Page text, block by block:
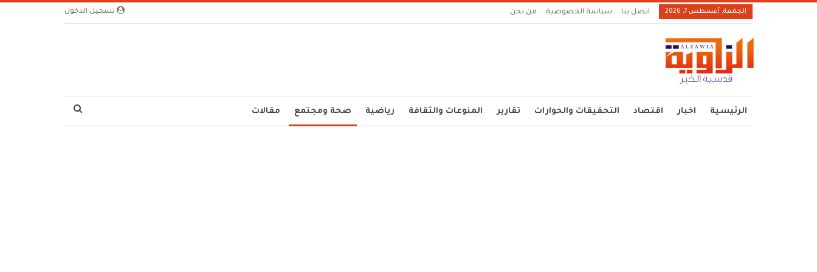
تسجيل الدخول الجمعة, أغسطس 7, 2026 اتصل بنا سياسة الخصوصية من نحن
الرئيسية اخبار اقتصاد التحقيقات والحوارات تقارير المنوعات والثقافة رياضية صحة ومجتمع مقالات